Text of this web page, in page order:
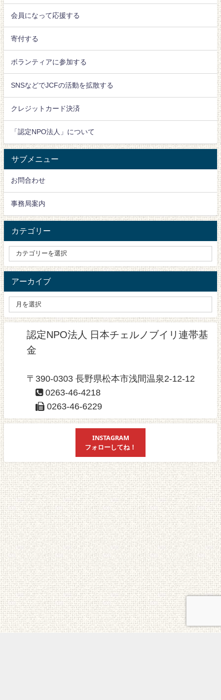
会員になって応援する
寄付する
ボランティアに参加する
SNSなどでJCFの活動を拡散する
クレジットカード決済
「認定NPO法人」について
サブメニュー
お問合わせ
事務局案内
カテゴリー
アーカイブ
認定NPO法人 日本チェルノブイリ連帯基
金
〒390-0303 長野県松本市浅間温泉2-12-12
0263-46-4218
0263-46-6229
INSTAGRAM
フォローしてね！